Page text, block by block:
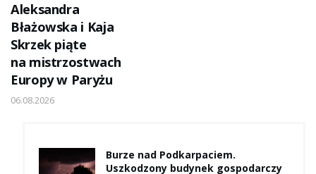
Aleksandra
Błażowska i Kaja
Skrzek piąte
na mistrzostwach
Europy w Paryżu
06.08.2026
Burze nad Podkarpaciem.
Uszkodzony budynek gospodarczy